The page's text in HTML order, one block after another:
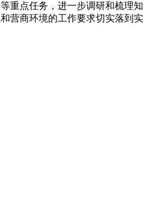
重点任务，进一步调研和梳理知
营商环境的工作要求切实落到实